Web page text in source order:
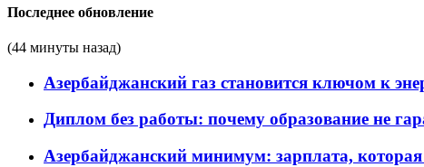
Последнее обновление
(44 минуты назад)
Азербайджанский газ становится ключом к
Диплом без работы: почему образование не
Азербайджанский минимум: зарплата,